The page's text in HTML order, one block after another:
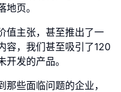
页。
值主张，甚至推出了一
容，我们甚至吸引了120
发的产品。
些面临问题的企业，